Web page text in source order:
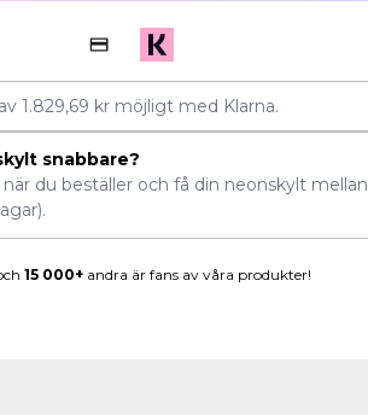
1.829,69 kr möjligt med Klarna.
snabbare?
du beställer och få din neonskylt mellan
15 000+andra är fans av våra produkter!